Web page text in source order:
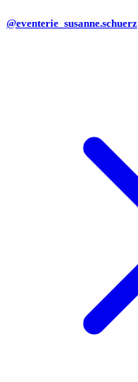
@eventerie_susanne.schuerz